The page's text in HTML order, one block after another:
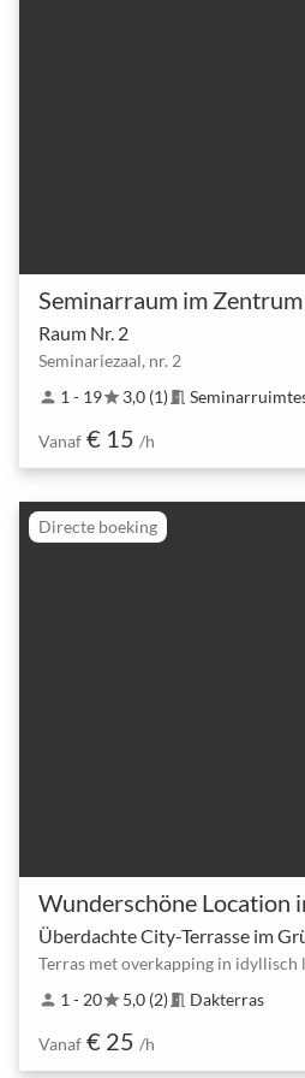
Raum Nr. 2
Seminariezaal, nr. 2
person 1 - 19star3,0 (1) meeting_room
Vanaf € 15 /h
Directe boeking
Überdachte City-Terrasse im
Terras met overkapping in idyllisch
person 1 - 20star5,0 (2) meeting_room Dakterras
Vanaf € 25 /h